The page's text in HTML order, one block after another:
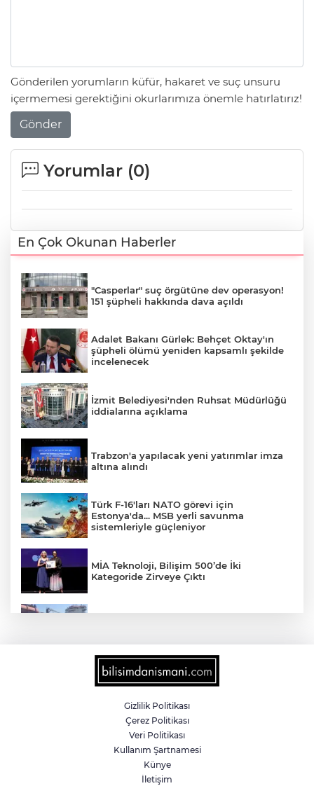
Gönderilen yorumların küfür, hakaret ve suç unsuru
içermemesi gerektiğini okurlarımıza önemle hatırlatırız!
Gönder
Yorumlar (0)
En Çok Okunan Haberler
"Casperlar" suç örgütüne dev operasyon!
151 şüpheli hakkında dava açıldı
Adalet Bakanı Gürlek: Behçet Oktay'ın
şüpheli ölümü yeniden kapsamlı şekilde
incelenecek
İzmit Belediyesi'nden Ruhsat Müdürlüğü
iddialarına açıklama
Trabzon'a yapılacak yeni yatırımlar imza
altına alındı
Türk F-16'ları NATO görevi için
Estonya'da... MSB yerli savunma
sistemleriyle güçleniyor
MİA Teknoloji, Bilişim 500’de İki
Kategoride Zirveye Çıktı
6 milyon emekliyi ilgilendiriyor... Emekli
aylığı fark ödemeleri 7 Ağustos'ta
Teröristler teslim olmaya devam ediyor...
Hudutlarda 490 kişi yakalandı
İletişim'den 'Terörsüz Türkiye' hedefli
Gizlilik Politikası
Çerez Politikası
Veri Politikası
Kullanım Şartnamesi
Künye
İletişim